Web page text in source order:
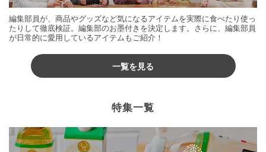
編集部員が、商品やグッズなど気になるアイテムを実際に食べたり使っ
たりして徹底検証。編集部のお墨付きを決定します。さらに、編集部員
が日常的に愛用しているアイテムもご紹介！
一覧を見る
特集一覧